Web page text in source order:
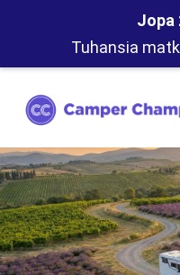
Jopa
Tuhansia